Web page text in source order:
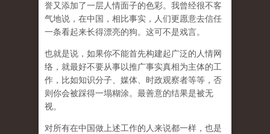
誉又添加了一层人情面子的色彩。我曾经很不客
气地说，在中国，相比事实，人们更愿意去信任
一条看起来长得漂亮的狗。这可不是戏言。
也就是说，如果你不能首先构建起广泛的人情网
络，就最好不要从事以推广事实真相为主体的工
作，比如知识分子、媒体、时政观察者等等，否
则你会被踩得一塌糊涂。最善意的结果是被无
视。
对所有在中国做上述工作的人来说都一样，也是